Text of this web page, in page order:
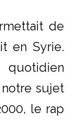
de
en Syrie.
notre sujet
le rap